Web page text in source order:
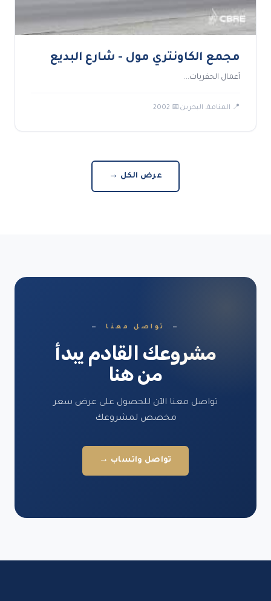
مجمع الكاونتري مول - شارع البديع
أعمال الحفريات...
📍 المنامة، البحرين 📅 2002
عرض الكل →
تواصل معنا
مشروعك القادم يبدأ
من هنا
تواصل معنا الآن للحصول على عرض سعر
مخصص لمشروعك
تواصل واتساب →